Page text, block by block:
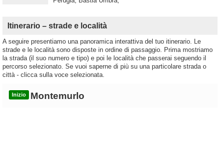
Itinerario – strade e località
A seguire presentiamo una panoramica interattiva del tuo itinerario. Le
strade e le località sono disposte in ordine di passaggio. Prima mostriamo
la strada (il suo numero e tipo) e poi le località che passerai seguendo il
percorso selezionato. Se vuoi saperne di più su una particolare strada o
città - clicca sulla voce selezionata.
Inizio Montemurlo